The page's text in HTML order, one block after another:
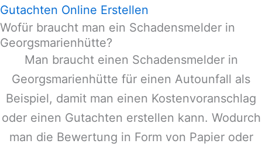
Gutachten Online Erstellen
Wofür braucht man ein Schadensmelder in
Georgsmarienhütte?
Man braucht einen Schadensmelder in
Georgsmarienhütte für einen Autounfall als
Beispiel, damit man einen Kostenvoranschlag
oder einen Gutachten erstellen kann. Wodurch
man die Bewertung in Form von Papier oder